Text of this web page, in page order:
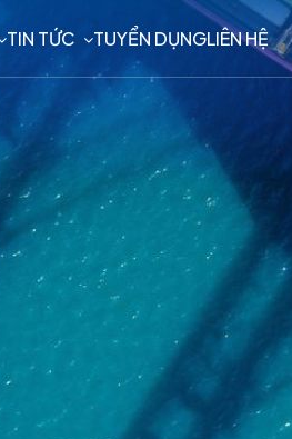
TIN TỨC TUYỂN DỤNGLIÊN HỆ